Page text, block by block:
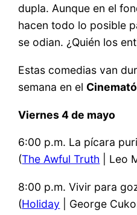
dupla. Aunque en el
hacen todo lo posible
se odian. ¿Quién los
Estas comedias van
semana en el
Viernes 4 de mayo
6:00 p.m. La pícara
(The Awful Truth | Leo
8:00 p.m. Vivir para
(Holiday | George